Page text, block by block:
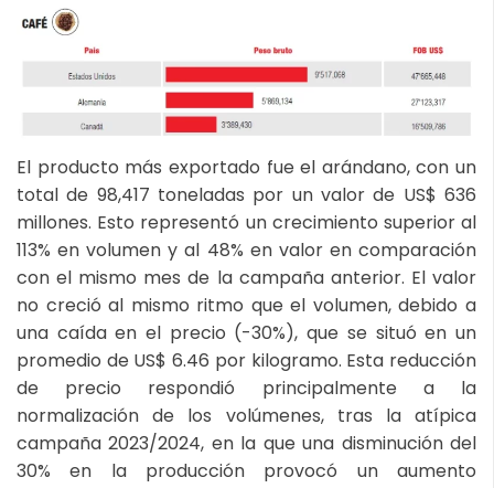
El producto más exportado fue el arándano, con un
total de 98,417 toneladas por un valor de US$ 636
millones. Esto representó un crecimiento superior al
113% en volumen y al 48% en valor en comparación
con el mismo mes de la campaña anterior. El valor
no creció al mismo ritmo que el volumen, debido a
una caída en el precio (-30%), que se situó en un
promedio de US$ 6.46 por kilogramo. Esta reducción
de precio respondió principalmente a la
normalización de los volúmenes, tras la atípica
campaña 2023/2024, en la que una disminución del
30% en la producción provocó un aumento